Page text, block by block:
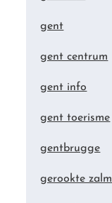
gent
gent centrum
gent info
gent toerisme
gentbrugge
gerookte zalm